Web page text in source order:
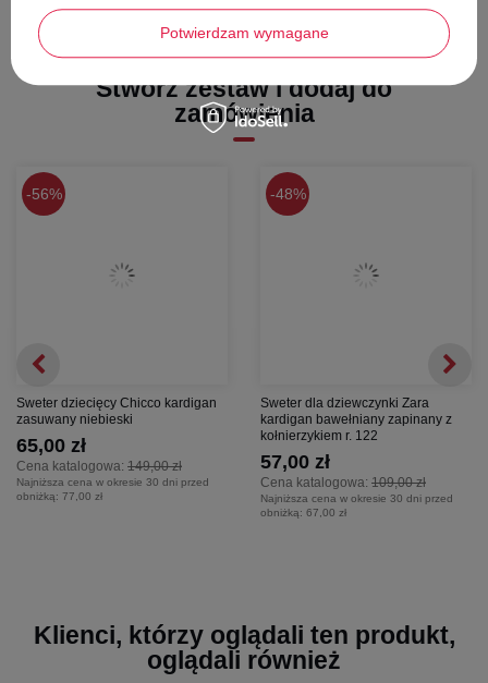
Długość całkowita - 45 cm
Szerokość pod pachami - 37 cm
Stwórz zestaw i dodaj do
zamówienia
56%
Sweter dziecięcy Chicco kardigan
zasuwany niebieski
Cena katalogowa: 149,00 zł
65,00 zł
Najniższa cena w okresie 30 dni przed
obniżką: 77,00 zł
48%
Sweter dla dziewczynki Zara
kardigan bawełniany zapinany z
kołnierzykiem r. 122
Cena katalogowa: 109,00 zł
57,00 zł
Najniższa cena w okresie 30 dni przed
obniżką: 67,00 zł
Klienci, którzy oglądali ten produkt,
oglądali również
Potwierdzam wymagane